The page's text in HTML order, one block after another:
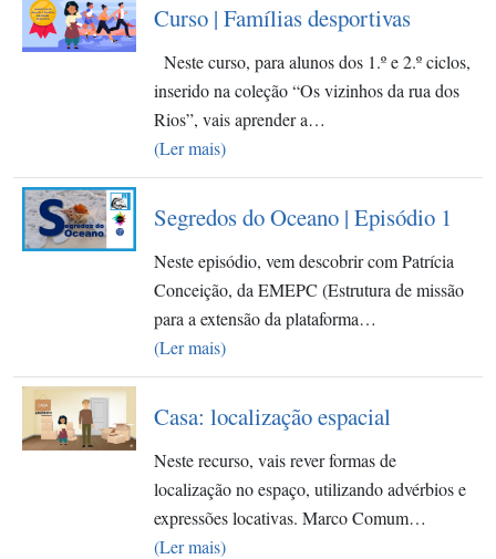
Curso | Famílias desportivas
Neste curso, para alunos dos 1.º e 2.º ciclos,
inserido na coleção “Os vizinhos da rua dos
Rios”, vais aprender a…
(Ler mais)
Segredos do Oceano | Episódio 1
Neste episódio, vem descobrir com Patrícia
Conceição, da EMEPC (Estrutura de missão
para a extensão da plataforma…
(Ler mais)
Casa: localização espacial
Neste recurso, vais rever formas de
localização no espaço, utilizando advérbios e
expressões locativas. Marco Comum…
(Ler mais)